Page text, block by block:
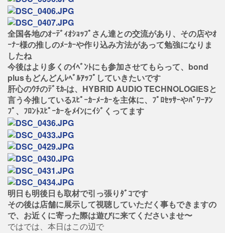
全国各地のｵｰﾃﾞｨｵｼｮｯﾌﾟさん達との交流があり、その店やｵ
ｰﾅｰ様の推しのﾒｰｶｰや作り込み方法があって勉強になりま
したね
今後はより多くのｲﾍﾞﾝﾄにも参加させてもらって、bond
plusもどんどんﾚﾍﾞﾙｱｯﾌﾟしていきたいです
肝心のｳﾁのﾃﾞﾓｶ-は、HYBRID AUDIO TECHNOLOGIESと
言う今推しているｽﾋﾟｰｶｰﾒｰｶｰを主体に、ﾌﾟﾛｾｯｻｰやﾊﾟﾜｰｱﾝ
ﾌﾟ、ﾌﾛﾝﾄｽﾋﾟｰｶｰをﾒｲﾝにｲｼﾞくってます
明日も明後日も取材で引っ張りﾀﾞｺです
その後は店舗に展示して視聴していただく事もできますの
で、お近くに寄った際は遊びに来てくださいませ〜
ではでは、本日はこの辺で